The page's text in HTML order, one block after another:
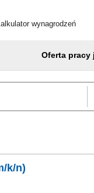
wynagrodzeń
Oferta pracy
k/n)